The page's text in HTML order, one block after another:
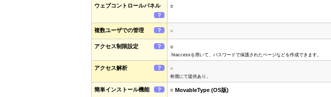
ウェブコントロールパネル
？
○
複数ユーザでの管理 ？ ×
アクセス制限設定 ？ ○
.htaccessを用いて、パスワードで保護されたページなどを作成できます。
アクセス解析 ？ ×
有償にて提供あり。
簡単インストール機能 ？
○ MovableType (OS版)